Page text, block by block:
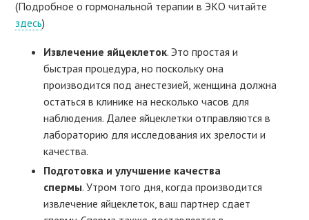
(Подробное о гормональной терапии в ЭКО читайте
здесь)
Извлечение яйцеклеток. Это простая и
быстрая процедура, но поскольку она
производится под анестезией, женщина должна
остаться в клинике на несколько часов для
наблюдения. Далее яйцеклетки отправляются в
лабораторию для исследования их зрелости и
качества.
Подготовка и улучшение качества
спермы. Утром того дня, когда производится
извлечение яйцеклеток, ваш партнер сдает